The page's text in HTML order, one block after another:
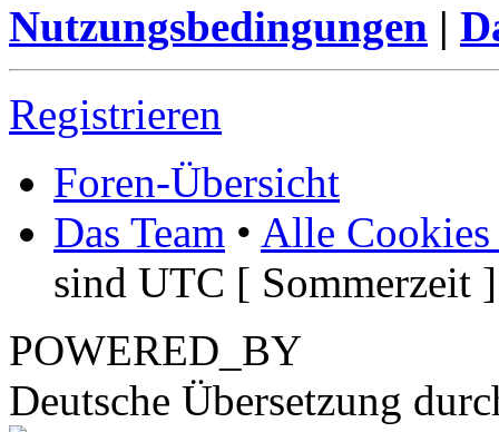
Nutzungsbedingungen |
Registrieren
Foren-Übersicht
Das Team • Alle Cookies
sind UTC [ Sommerzeit ]
POWERED_BY
Deutsche Übersetzung